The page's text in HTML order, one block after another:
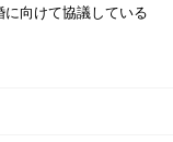
向けて協議している